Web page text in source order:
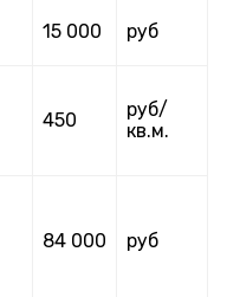
15 000 руб
450
руб/
кв.м.
84 000 руб